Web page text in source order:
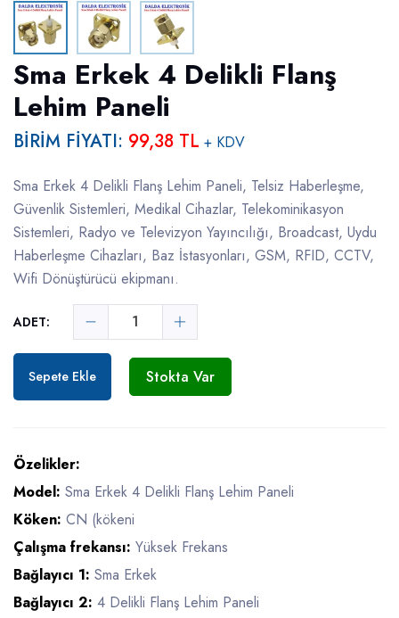
Sma Erkek 4 Delikli Flanş
Lehim Paneli
BİRİM FİYATI: 99,38 TL + KDV
Sma Erkek 4 Delikli Flanş Lehim Paneli, Telsiz Haberleşme,
Güvenlik Sistemleri, Medikal Cihazlar, Telekominikasyon
Sistemleri, Radyo ve Televizyon Yayıncılığı, Broadcast, Uydu
Haberleşme Cihazları, Baz İstasyonları, GSM, RFID, CCTV,
Wifi Dönüştürücü ekipmanı.
ADET:
Sepete Ekle Stokta Var
Özelikler:
Model: Sma Erkek 4 Delikli Flanş Lehim Paneli
Köken: CN (kökeni
Çalışma frekansı: Yüksek Frekans
Bağlayıcı 1: Sma Erkek
Bağlayıcı 2: 4 Delikli Flanş Lehim Paneli